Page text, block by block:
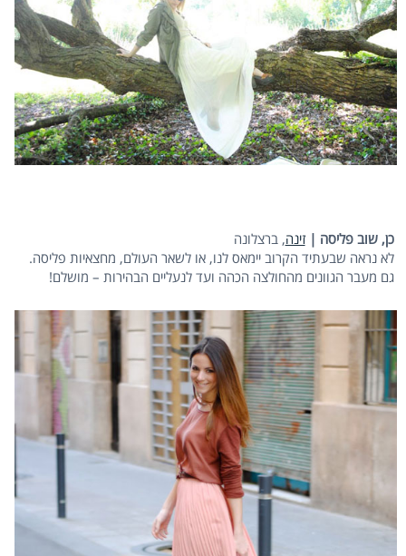
כן, שוב פליסה | זינה, ברצלונה
לא נראה שבעתיד הקרוב יימאס לנו, או לשאר העולם, מחצאיות פליסה.
גם מעבר הגוונים מהחולצה הכהה ועד לנעליים הבהירות – מושלם!